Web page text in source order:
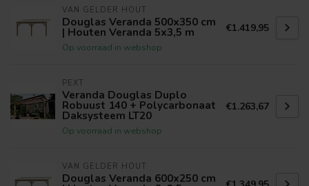
VAN GELDER HOUT
Douglas Veranda 500x350 cm
| Houten Veranda 5x3,5 m
Op voorraad in webshop
€1.419,95
PEXT
Veranda Douglas Duplo
Robuust 140 + Polycarbonaat
Daksysteem LT20
Op voorraad in webshop
€1.263,67
VAN GELDER HOUT
Douglas Veranda 600x250 cm